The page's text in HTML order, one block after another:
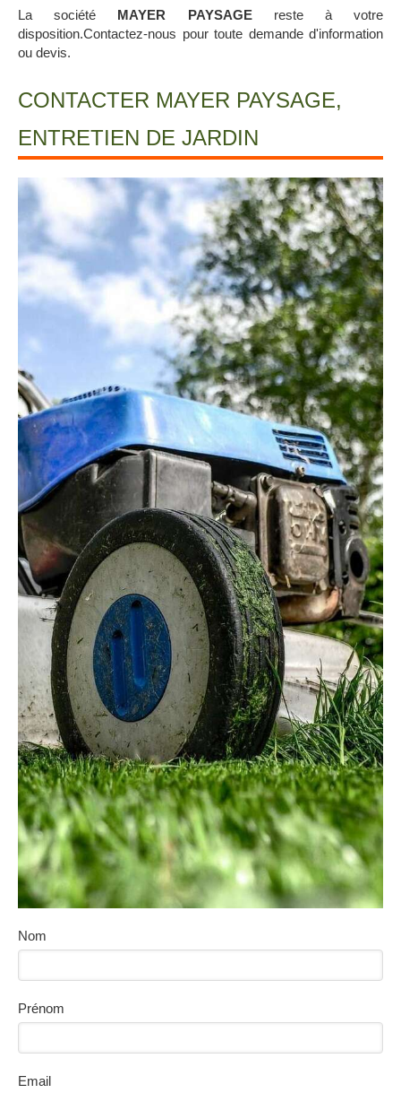
La société MAYER PAYSAGEreste à votre
disposition.Contactez-nous pour toute demande d'information
ou devis.
CONTACTER MAYER PAYSAGE,
ENTRETIEN DE JARDIN
Nom
Prénom
Email